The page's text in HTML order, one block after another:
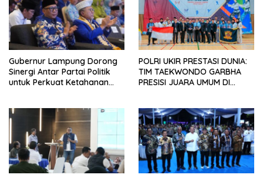
Gubernur Lampung Dorong
Sinergi Antar Partai Politik
untuk Perkuat Ketahanan
POLRI UKIR PRESTASI DUNIA:
TIM TAEKWONDO GARBHA
PRESISI JUARA UMUM DI